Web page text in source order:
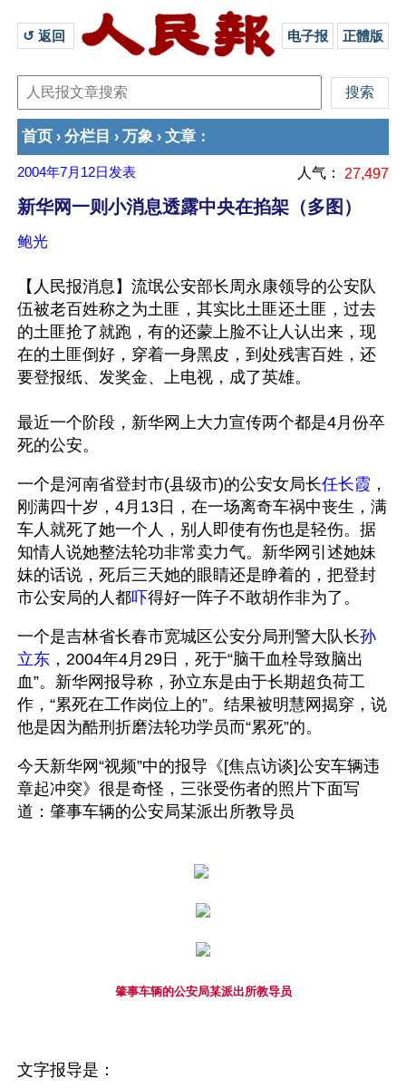
↺ 返回 电子报 正體版
首页 › 分栏目 › 万象 › 文章 ：
2004年7月12日 发表 人气： 27,497
新华网一则小消息透露中央在掐架（多图）
鲍光
【人民报消息】流氓公安部长周永康领导的公安队
伍被老百姓称之为土匪，其实比土匪还土匪，过去
的土匪抢了就跑，有的还蒙上脸不让人认出来，现
在的土匪倒好，穿着一身黑皮，到处残害百姓，还
要登报纸、发奖金、上电视，成了英雄。
最近一个阶段，新华网上大力宣传两个都是4月份卒
死的公安。
一个是河南省登封市(县级市)的公安女局长任长霞 ，
刚满四十岁，4月13日，在一场离奇车祸中丧生，满
车人就死了她一个人，别人即使有伤也是轻伤。据
知情人说她整法轮功非常卖力气。新华网引述她妹
妹的话说，死后三天她的眼睛还是睁着的，把登封
市公安局的人都吓得好一阵子不敢胡作非为了。
一个是吉林省长春市宽城区公安分局刑警大队长孙
立东 ，2004年4月29日，死于“脑干血栓导致脑出
血”。新华网报导称，孙立东是由于长期超负荷工
作，“累死在工作岗位上的”。结果被明慧网揭穿，说
他是因为酷刑折磨法轮功学员而“累死”的。
今天新华网“视频”中的报导《[焦点访谈]公安车辆违
章起冲突》很是奇怪，三张受伤者的照片下面写
道：肇事车辆的公安局某派出所教导员
肇事车辆的公安局某派出所教导员
文字报导是：